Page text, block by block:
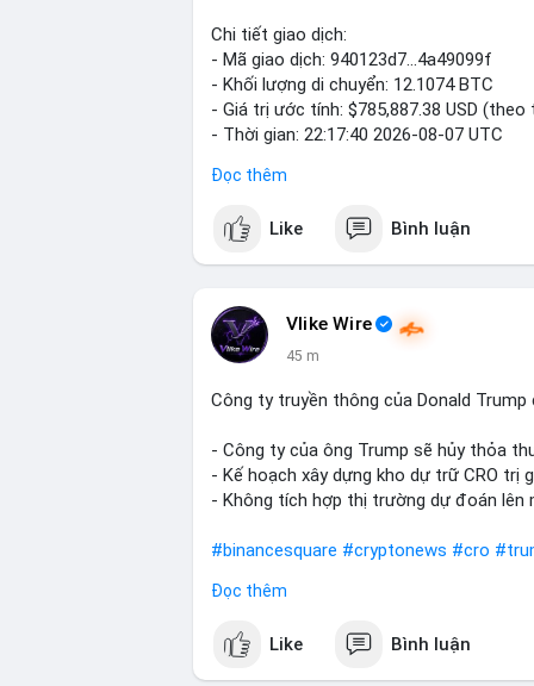
Chi tiết giao dịch:
- Mã giao dịch: 940123d7...4a49099f
- Khối lượng di chuyển: 12.1074 BTC
- Giá trị ước tính: $785,887.38 USD (theo
- Thời gian: 22:17:40 2026-08-07 UTC
Nhận định phân tích hành vi của Cá voi
giá $64,909.56 đang nằm gần vùng
chuẩn bị thanh khoản để bán ra, hoặc
thanh khoản thị trường trước khi có hành
Lời khuyên cho nhà đầu tư nhỏ lẻ: Theo
dịch tương tự trong 24 giờ tới, khả năng
#12dot1btc #786kusd #dichuyenvinuong
Đọc thêm
Like Bình luận
Vlike Wire
45 m
Công ty truyền thông của Donald
- Công ty của ông Trump sẽ hủy thỏa
- Kế hoạch xây dựng kho dự trữ CRO trị
- Không tích hợp thị trường dự đoán lên
#binancesquare #cryptonews #cro
$cro
#vlikevn #titanbot
Đọc thêm
Like Bình luận